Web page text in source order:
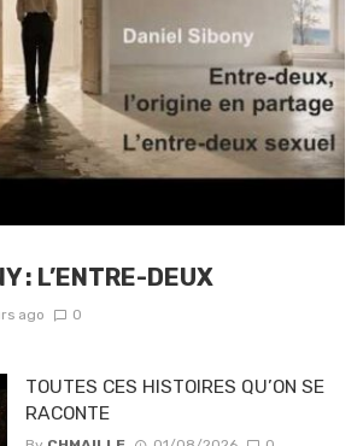
: L’ENTRE-DEUX
ago 0
TOUTES CES HISTOIRES QU’ON SE
RACONTE